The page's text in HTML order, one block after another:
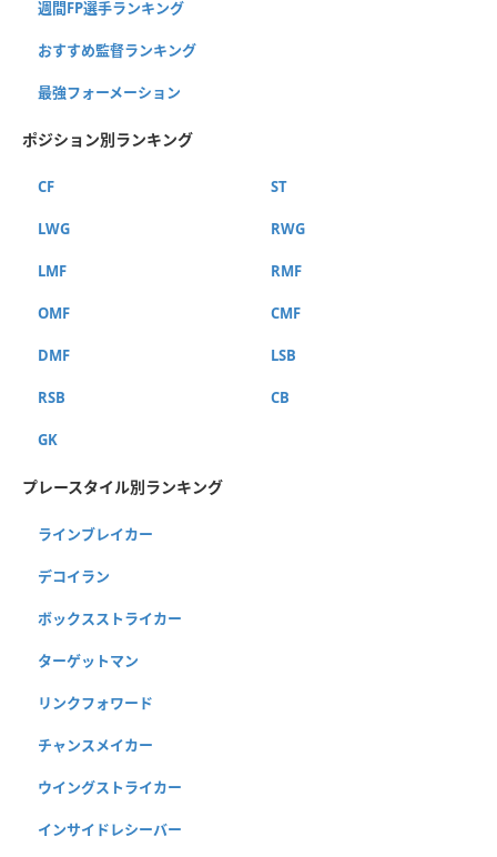
週間FP選手ランキング
おすすめ監督ランキング
最強フォーメーション
ポジション別ランキング
CF ST
LWG RWG
LMF RMF
OMF CMF
DMF LSB
RSB CB
GK
プレースタイル別ランキング
ラインブレイカー
デコイラン
ボックスストライカー
ターゲットマン
リンクフォワード
チャンスメイカー
ウイングストライカー
インサイドレシーバー